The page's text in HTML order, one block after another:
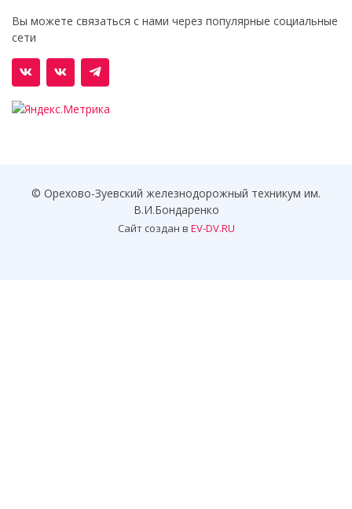
Вы можете связаться с нами через популярные социальные
сети
© Орехово-Зуевский железнодорожный техникум им.
В.И.Бондаренко
Сайт создан в EV-DV.RU